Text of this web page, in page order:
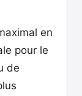
en
pour le
de